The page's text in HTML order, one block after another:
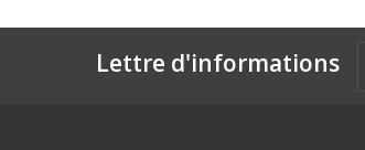
Lettre d'informations